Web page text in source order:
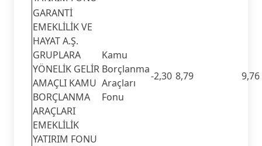
GARANTİ
EMEKLİLİK VE
HAYAT A.Ş.
GRUPLARA
YÖNELİK GELİR
AMAÇLI KAMU
BORÇLANMA
ARAÇLARI
EMEKLİLİK
YATIRIM FONU
Kamu
Borçlanma
Araçları
Fonu
-2,30 8,79 9,76